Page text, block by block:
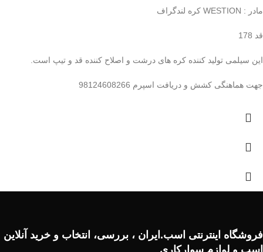
مادر : WESTION کره لندگراف
قد 178
این سیلمی تولید کننده کره های درشت و اصلاح کننده قد و تیپ است.
جهت هماهنگی کشش و دریافت اسپرم 98124608266
فروشگاه اینترنتی اسب.ایران ، بررسی، انتخاب و خرید آنلاین